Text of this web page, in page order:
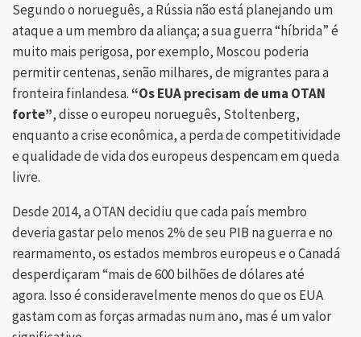
Segundo o norueguês, a Rússia não está planejando um
ataque a um membro da aliança; a sua guerra “híbrida” é
muito mais perigosa, por exemplo, Moscou poderia
permitir centenas, senão milhares, de migrantes para a
fronteira finlandesa.“Os EUA precisam de uma OTAN
forte”, disse o europeu norueguês, Stoltenberg,
enquanto a crise econômica, a perda de competitividade
e qualidade de vida dos europeus despencam em queda
livre.
Desde 2014, a OTAN decidiu que cada país membro
deveria gastar pelo menos 2% de seu PIB na guerra e no
rearmamento, os estados membros europeus e o Canadá
desperdiçaram “mais de 600 bilhões de dólares até
agora. Isso é consideravelmente menos do que os EUA
gastam com as forças armadas num ano, mas é um valor